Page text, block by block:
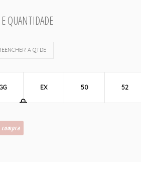
QUANTIDADE
A QTDE
EX 50 52